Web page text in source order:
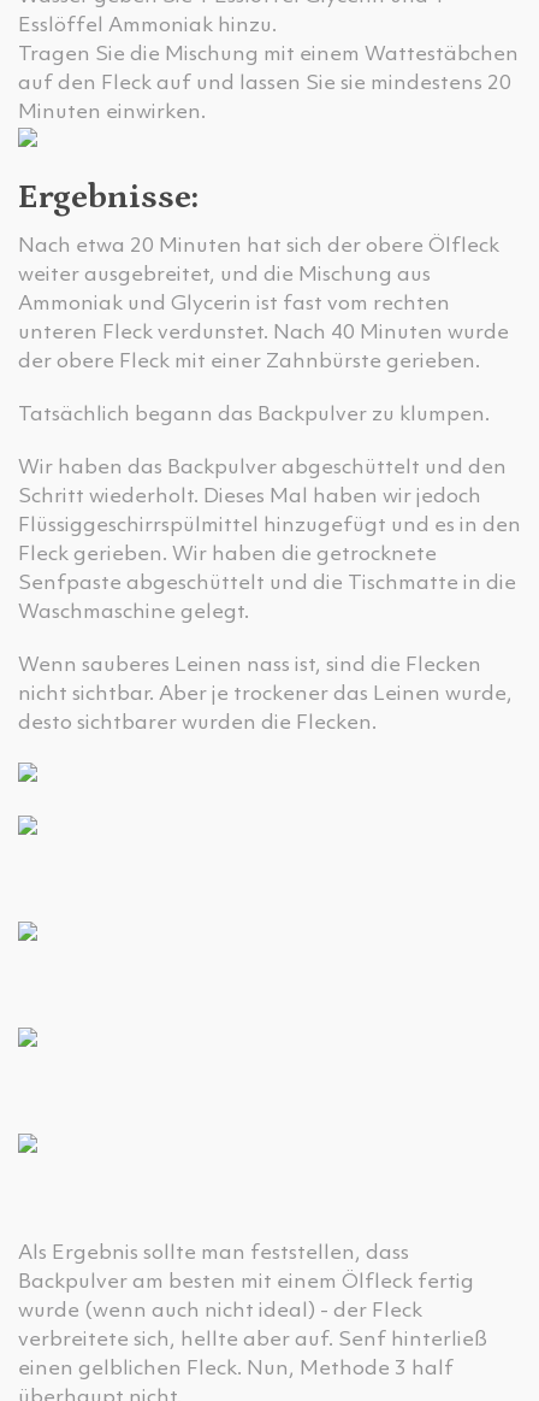
Esslöffel Ammoniak hinzu.
Tragen Sie die Mischung mit einem Wattestäbchen
auf den Fleck auf und lassen Sie sie mindestens 20
Minuten einwirken.
Ergebnisse:
Nach etwa 20 Minuten hat sich der obere Ölfleck
weiter ausgebreitet, und die Mischung aus
Ammoniak und Glycerin ist fast vom rechten
unteren Fleck verdunstet. Nach 40 Minuten wurde
der obere Fleck mit einer Zahnbürste gerieben.
Tatsächlich begann das Backpulver zu klumpen.
Wir haben das Backpulver abgeschüttelt und den
Schritt wiederholt. Dieses Mal haben wir jedoch
Flüssiggeschirrspülmittel hinzugefügt und es in den
Fleck gerieben. Wir haben die getrocknete
Senfpaste abgeschüttelt und die Tischmatte in die
Waschmaschine gelegt.
Wenn sauberes Leinen nass ist, sind die Flecken
nicht sichtbar. Aber je trockener das Leinen wurde,
desto sichtbarer wurden die Flecken.
Als Ergebnis sollte man feststellen, dass
Backpulver am besten mit einem Ölfleck fertig
wurde (wenn auch nicht ideal) - der Fleck
verbreitete sich, hellte aber auf. Senf hinterließ
einen gelblichen Fleck. Nun, Methode 3 half